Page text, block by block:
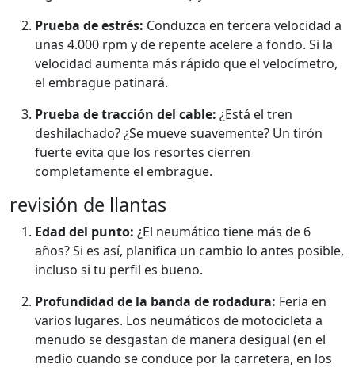
Prueba de estrés: Conduzca en tercera velocidad a
unas 4.000 rpm y de repente acelere a fondo. Si la
velocidad aumenta más rápido que el velocímetro,
el embrague patinará.
Prueba de tracción del cable: ¿Está el tren
deshilachado? ¿Se mueve suavemente? Un tirón
fuerte evita que los resortes cierren
completamente el embrague.
revisión de llantas
Edad del punto: ¿El neumático tiene más de 6
años? Si es así, planifica un cambio lo antes posible,
incluso si tu perfil es bueno.
Profundidad de la banda de rodadura: Feria en
varios lugares. Los neumáticos de motocicleta a
menudo se desgastan de manera desigual (en el
medio cuando se conduce por la carretera, en los